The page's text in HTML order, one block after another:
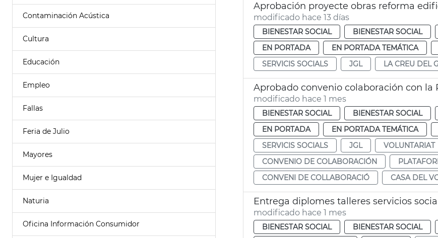
Contaminación Acústica
Cultura
Educación
Empleo
Fallas
Feria de Julio
Mayores
Mujer e Igualdad
Naturia
Oficina Información Consumidor
Aprobación proyecte obras reforma
modificado hace 13 días
BIENESTAR SOCIAL BIENESTAR SOCIAL
EN PORTADA
EN PORTADA TEMÁTICA
SERVICIS SOCIALS
JGL LA CREU DEL
modificado hace 1 mes
BIENESTAR SOCIAL BIENESTAR SOCIAL
EN PORTADA
EN PORTADA TEMÁTICA
SERVICIS SOCIALS
JGL VOLUNTARIAT
CONVENIO DE COLABORACIÓN
CONVENI DE COLLABORACIÓ
CASA DEL
Entrega diplomes talleres servicios
modificado hace 1 mes
BIENESTAR SOCIAL BIENESTAR SOCIAL